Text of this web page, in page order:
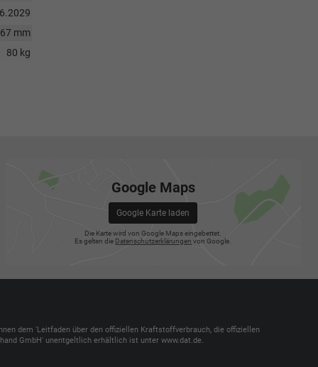
mm
80 kg
Google Maps
Google Karte laden
Die Karte wird von Google Maps eingebettet.
Es gelten die Datenschutzerklärungen von Google.
dem 'Leitfaden über den offiziellen Kraftstoffverbrauch, die offiziellen
GmbH' unentgeltlich erhältlich ist unter www.dat.de.